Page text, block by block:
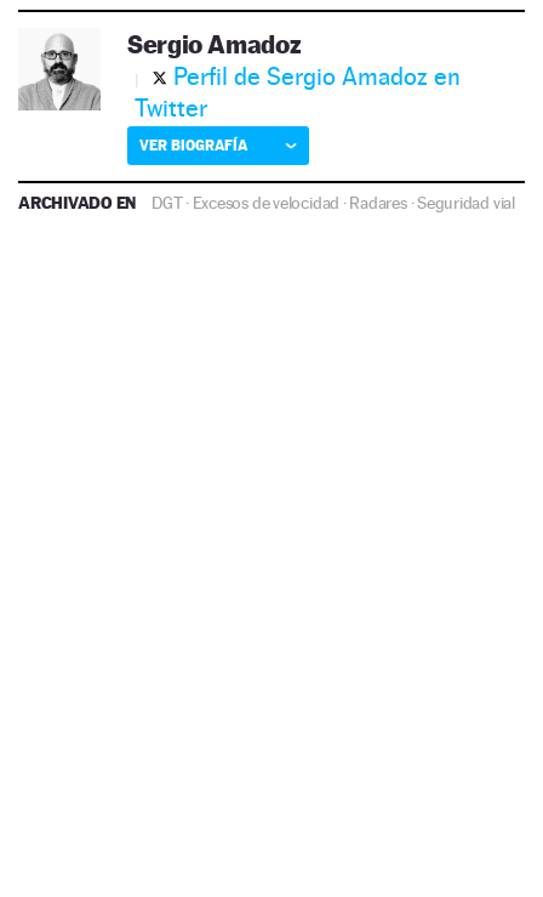
Sergio Amadoz
Perfil de Sergio Amadoz en
Twitter
VER BIOGRAFÍA
ARCHIVADO EN DGT· Excesos de velocidad ·Radares·Seguridad vial